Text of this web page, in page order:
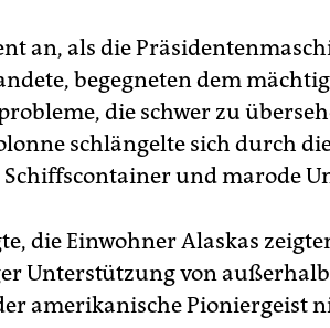
an, als die
begegneten dem
die schwer zu
schlängelte sich durch
und marode
die Einwohner Alaskas
Unterstützung von
amerikanische Pioniergeist